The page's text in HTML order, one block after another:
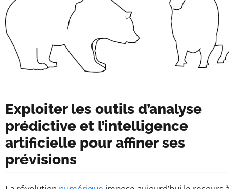
Exploiter les outils d’analyse
prédictive et l’intelligence
artificielle pour affiner ses
prévisions